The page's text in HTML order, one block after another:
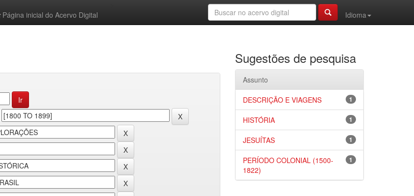
Página inicial do Acervo Digital
Idioma
Sugestões de pesquisa
Assunto
1
DESCRIÇÃO E VIAGENS
1
HISTÓRIA
1
JESUÍTAS
1
PERÍODO COLONIAL (1500-
1822)